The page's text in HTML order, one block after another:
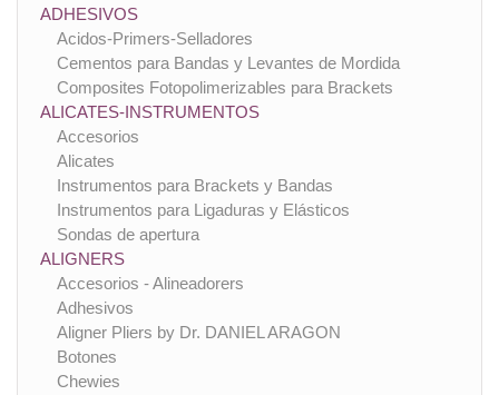
ADHESIVOS
Acidos-Primers-Selladores
Cementos para Bandas y Levantes de Mordida
Composites Fotopolimerizables para Brackets
ALICATES-INSTRUMENTOS
Accesorios
Alicates
Instrumentos para Brackets y Bandas
Instrumentos para Ligaduras y Elásticos
Sondas de apertura
ALIGNERS
Accesorios - Alineadorers
Adhesivos
Aligner Pliers by Dr. DANIEL ARAGON
Botones
Chewies